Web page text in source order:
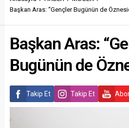
Başkan Aras: “Gençler Bugünün de
Başkan Aras:
Bugünün de
Takip Et Takip Et